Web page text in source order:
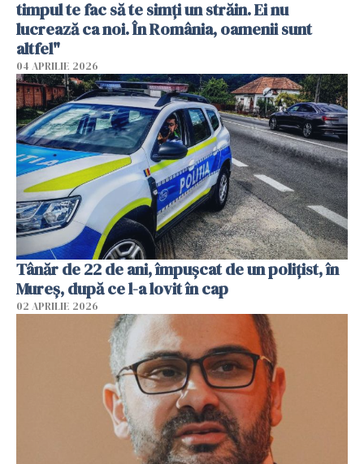
timpul te fac să te simți un străin. Ei nu
lucrează ca noi. În România, oamenii sunt
altfel"
04 APRILIE 2026
Tânăr de 22 de ani, împușcat de un polițist, în
Mureș, după ce l-a lovit în cap
02 APRILIE 2026